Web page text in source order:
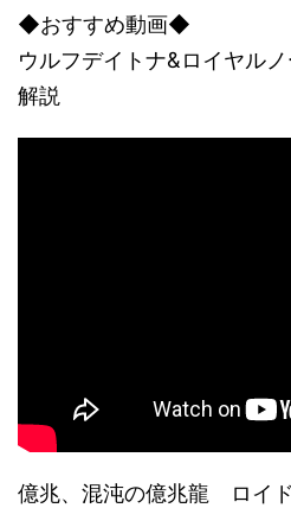
◆おすすめ動画◆
ウルフデイトナ&ロイヤル
解説
億兆、混沌の億兆龍 ロイ